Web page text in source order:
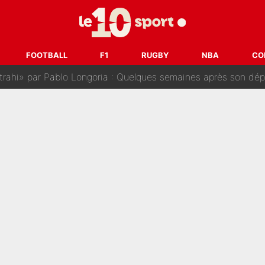
FOOTBALL F1 RUGBY NBA
sur Lucas Chevalier !» : Le débat sur le gardien du PSG vire
: «Ils n’étaient pas proches», les confidences d’un membre de
Pablo Longoria : Quelques semaines après son départ, l'ancien